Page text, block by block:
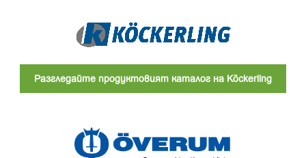
Разгледайте продуктовият каталог на Köckerling